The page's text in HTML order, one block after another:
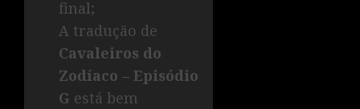
final;
A tradução de
Cavaleiros do
Zodíaco – Episódio
G está bem